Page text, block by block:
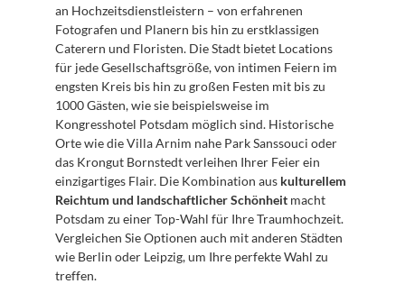
an Hochzeitsdienstleistern – von erfahrenen
Fotografen und Planern bis hin zu erstklassigen
Caterern und Floristen. Die Stadt bietet Locations
für jede Gesellschaftsgröße, von intimen Feiern im
engsten Kreis bis hin zu großen Festen mit bis zu
1000 Gästen, wie sie beispielsweise im
Kongresshotel Potsdam möglich sind. Historische
Orte wie die Villa Arnim nahe Park Sanssouci oder
das Krongut Bornstedt verleihen Ihrer Feier ein
einzigartiges Flair. Die Kombination aus kulturellem
Reichtum und landschaftlicher Schönheit macht
Potsdam zu einer Top-Wahl für Ihre Traumhochzeit.
Vergleichen Sie Optionen auch mit anderen Städten
wie Berlin oder Leipzig, um Ihre perfekte Wahl zu
treffen.